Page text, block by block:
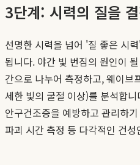
3단계: 시력의 질을
선명한 시력을 넘어 '질 좋은 시
됩니다. 야간 빛 번짐의 원인이
간으로 나누어 측정하고, 웨이브
세한 빛의 굴절 이상)를 분석합
안구건조증을 예방하고 관리하
파괴 시간 측정 등 다각적인 건